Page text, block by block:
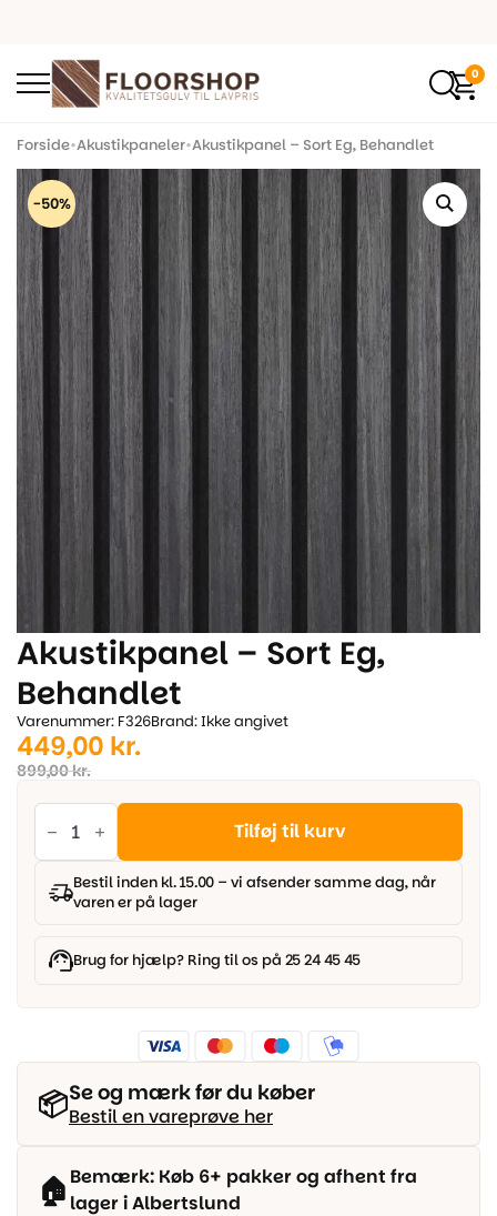
0
Forside•Akustikpaneler•Akustikpanel – Sort Eg, Behandlet
-50%
Akustikpanel – Sort Eg,
Behandlet
Varenummer: F326Brand: Ikke angivet
899,00kr.
Den
oprindelige
pris
var:
899,00 kr..
449,00 kr.
Den
aktuelle
pris
449,00 kr..
Akustikpanel
Eg,
Behandlet
antal
Tilføj til kurv
Bestil inden kl. 15.00 – vi afsender samme dag, når
varen er på lager
Brug for hjælp? Ring til os på 25 24 45 45
📦Se og mærk før du køber
Bestil en vareprøve her
🏠 Bemærk: Køb 6+ pakker og afhent fra
lager i Albertslund